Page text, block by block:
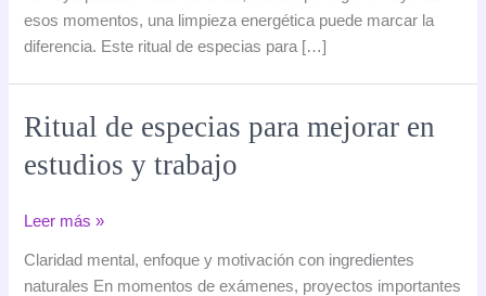
energías
esos momentos, una limpieza energética puede marcar la
diferencia. Este ritual de especias para […]
Ritual de especias para mejorar en
estudios y trabajo
Ritual
Leer más »
Claridad mental, enfoque y motivación con ingredientes
naturales En momentos de exámenes, proyectos importantes